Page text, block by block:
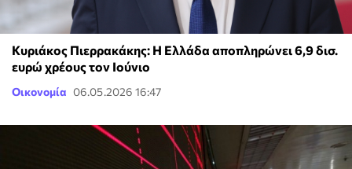
Κυριάκος Πιερρακάκης: Η Ελλάδα αποπληρώνει 6,9 δισ.
ευρώ χρέους τον Ιούνιο
Οικονομία 06.05.2026 16:47